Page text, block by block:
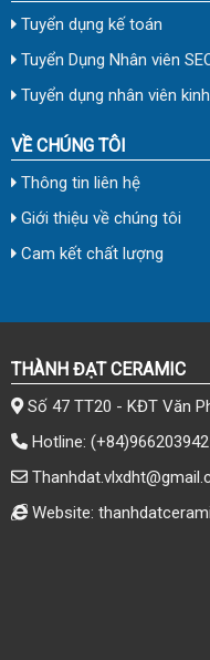
Tuyển dụng kế toán
Tuyển Dụng Nhân viên
Tuyển dụng nhân viên
VỀ CHÚNG TÔI
Thông tin liên hệ
Giới thiệu về chúng tôi
Cam kết chất lượng
THÀNH ĐẠT CERAMIC
Số 47 TT20 - KĐT Văn
Hotline: (+84)966203942
Website: